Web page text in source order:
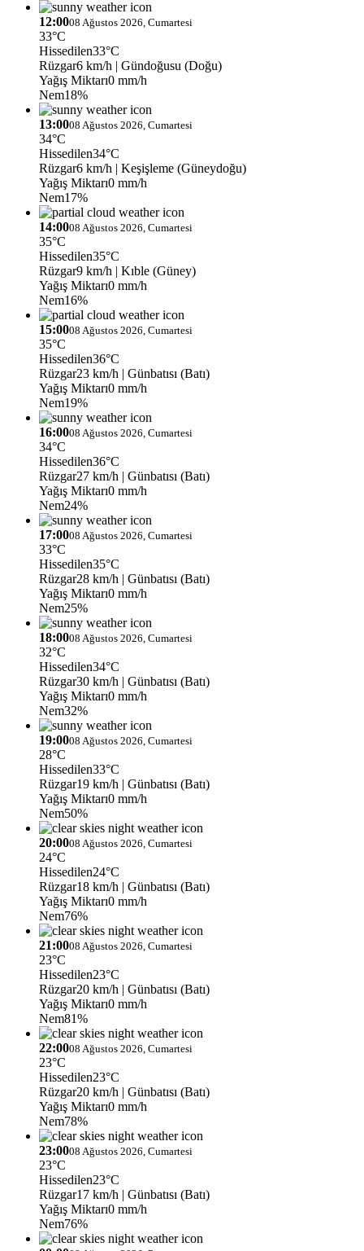
12:0008 Ağustos 2026, Cumartesi
33°C
Hissedilen33°C
Rüzgar6 km/h | Gündoğusu (Doğu)
Yağış Miktarı0 mm/h
Nem18%
13:0008 Ağustos 2026, Cumartesi
34°C
Hissedilen34°C
Rüzgar6 km/h | Keşişleme (Güneydoğu)
Yağış Miktarı0 mm/h
Nem17%
14:0008 Ağustos 2026, Cumartesi
35°C
Hissedilen35°C
Rüzgar9 km/h | Kıble (Güney)
Yağış Miktarı0 mm/h
Nem16%
15:0008 Ağustos 2026, Cumartesi
35°C
Hissedilen36°C
Rüzgar23 km/h | Günbatısı (Batı)
Yağış Miktarı0 mm/h
Nem19%
16:0008 Ağustos 2026, Cumartesi
34°C
Hissedilen36°C
Rüzgar27 km/h | Günbatısı (Batı)
Yağış Miktarı0 mm/h
Nem24%
17:0008 Ağustos 2026, Cumartesi
33°C
Hissedilen35°C
Rüzgar28 km/h | Günbatısı (Batı)
Yağış Miktarı0 mm/h
Nem25%
18:0008 Ağustos 2026, Cumartesi
32°C
Hissedilen34°C
Rüzgar30 km/h | Günbatısı (Batı)
Yağış Miktarı0 mm/h
Nem32%
19:0008 Ağustos 2026, Cumartesi
28°C
Hissedilen33°C
Rüzgar19 km/h | Günbatısı (Batı)
Yağış Miktarı0 mm/h
Nem50%
20:0008 Ağustos 2026, Cumartesi
24°C
Hissedilen24°C
Rüzgar18 km/h | Günbatısı (Batı)
Yağış Miktarı0 mm/h
Nem76%
21:0008 Ağustos 2026, Cumartesi
23°C
Hissedilen23°C
Rüzgar20 km/h | Günbatısı (Batı)
Yağış Miktarı0 mm/h
Nem81%
22:0008 Ağustos 2026, Cumartesi
23°C
Hissedilen23°C
Rüzgar20 km/h | Günbatısı (Batı)
Yağış Miktarı0 mm/h
Nem78%
23:0008 Ağustos 2026, Cumartesi
23°C
Hissedilen23°C
Rüzgar17 km/h | Günbatısı (Batı)
Yağış Miktarı0 mm/h
Nem76%